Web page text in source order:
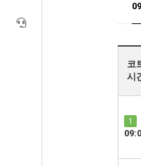
코
시
1